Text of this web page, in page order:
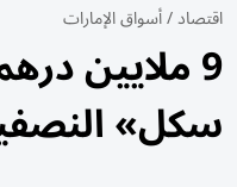
اقتصاد/أسواق الإمارات
9 ملايين
سكل» النصفية